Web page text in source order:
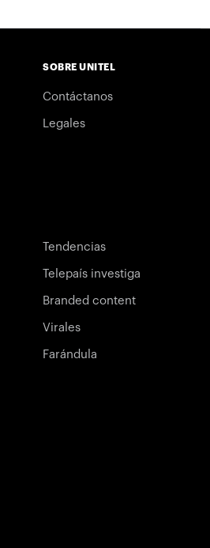
SOBRE UNITEL
Contáctanos
Legales
Tendencias
Telepaís investiga
Branded content
Virales
Farándula